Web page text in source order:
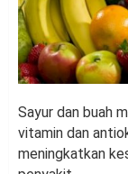
Sayur dan buah
vitamin dan
meningkatkan